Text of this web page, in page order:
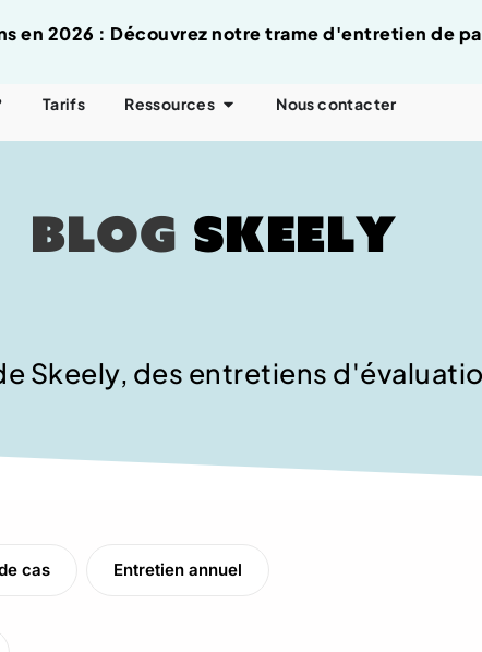
en 2026 : Découvrez notre trame d'entretien de
Tarifs Ressources Nous contacter
Blog Skeely
Skeely, des entretiens
cas Entretien annuel